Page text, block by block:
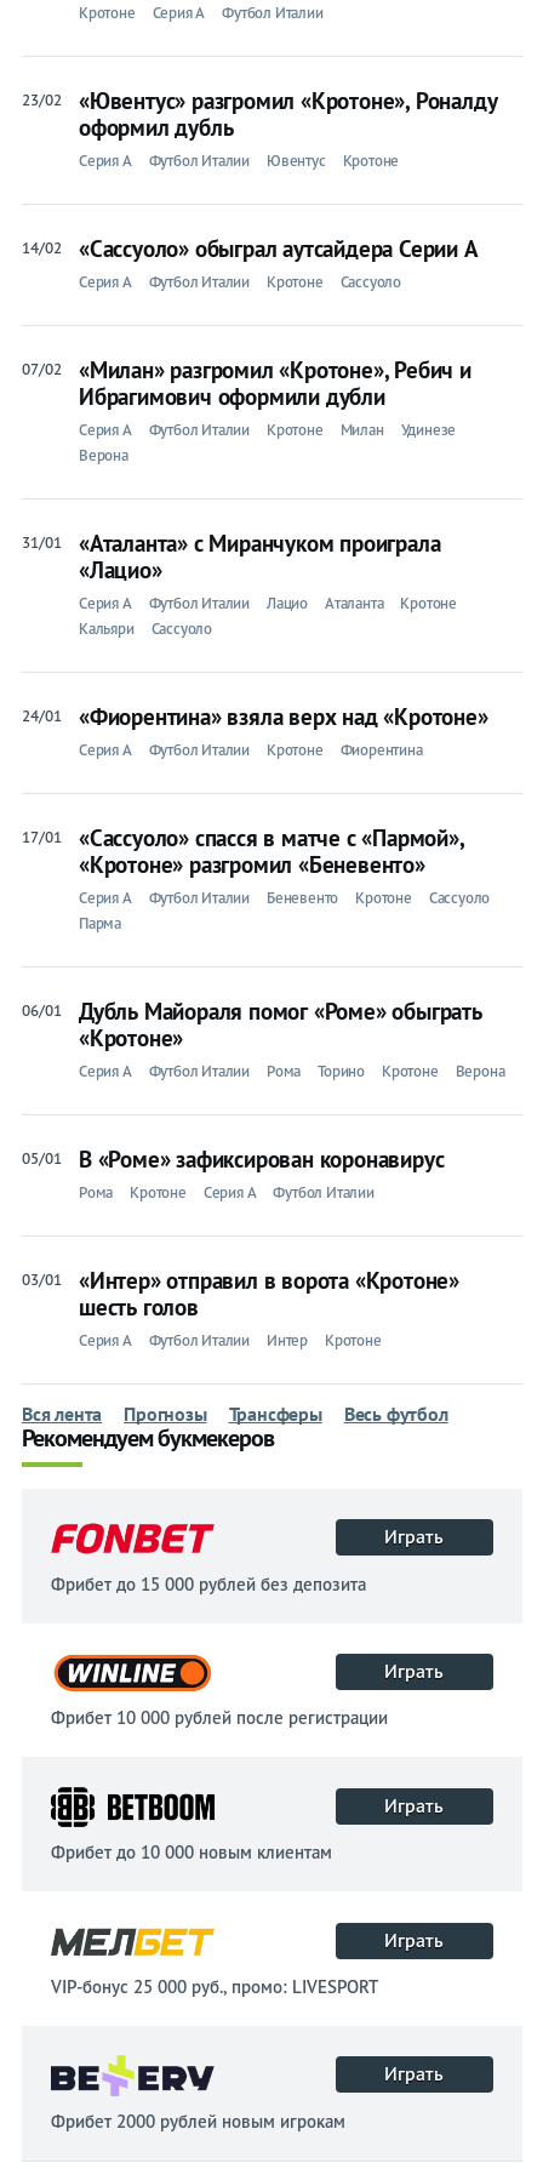
Кротоне Серия A Футбол Италии
23/02
«Ювентус» разгромил «Кротоне», Роналду
оформил дубль
Серия A Футбол Италии Ювентус Кротоне
14/02 «Сассуоло» обыграл аутсайдера Серии А
Серия A Футбол Италии Кротоне Сассуоло
07/02
«Милан» разгромил «Кротоне», Ребич и
Ибрагимович оформили дубли
Серия A Футбол Италии Кротоне Милан
Удинезе
Верона
31/01
«Аталанта» с Миранчуком проиграла
«Лацио»
Серия A Футбол Италии Лацио Аталанта
Кротоне
Кальяри
Сассуоло
24/01 «Фиорентина» взяла верх над «Кротоне»
Серия A Футбол Италии Кротоне Фиорентина
17/01
«Сассуоло» спасся в матче с «Пармой»,
«Кротоне» разгромил «Беневенто»
Серия A Футбол Италии Беневенто Кротоне
Сассуоло
Парма
06/01
Дубль Майораля помог «Роме» обыграть
«Кротоне»
Серия A Футбол Италии Рома Торино Кротоне Верона
05/01 В «Роме» зафиксирован коронавирус
Рома Кротоне Серия A Футбол Италии
03/01
«Интер» отправил в ворота «Кротоне»
шесть голов
Серия A Футбол Италии Интер Кротоне
Вся лента Прогнозы Трансферы Весь футбол
Рекомендуем букмекеров
Играть
Фрибет до 15 000 рублей без депозита
Играть
Фрибет 10 000 рублей после регистрации
Играть
Фрибет до 10 000 новым клиентам
Играть
VIP-бонус 25 000 руб., промо: LIVESPORT
Играть
Фрибет 2000 рублей новым игрокам